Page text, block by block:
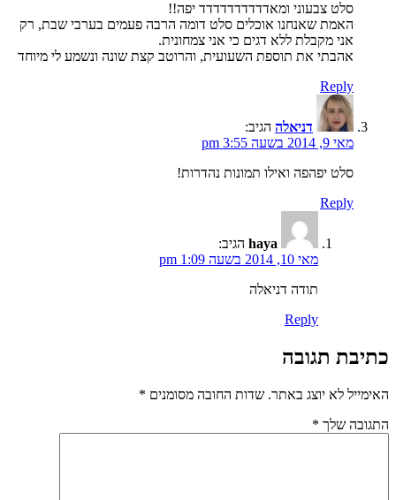
סלט צבעוני ומאדדדדדדדדדד יפה!!
האמת שאנחנו אוכלים סלט דומה הרבה פעמים בערבי שבת, רק
אני מקבלת ללא דגים כי אני צמחונית.
אהבתי את תוספת השעועית, והרוטב קצת שונה ונשמע לי מיוחד
Reply
דניאלה הגיב:
מאי 9, 2014 בשעה 3:55 pm
סלט יפהפה ואילו תמונות נהדרות!
Reply
haya הגיב:
מאי 10, 2014 בשעה 1:09 pm
תודה דניאלה
Reply
כתיבת תגובה
האימייל לא יוצג באתר. שדות החובה מסומנים *
התגובה שלך *